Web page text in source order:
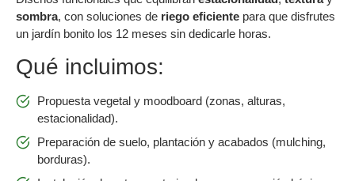
sombra, con soluciones de riego eficiente para que disfrutes
un jardín bonito los 12 meses sin dedicarle horas.
Qué incluimos:
Propuesta vegetal y moodboard (zonas, alturas,
estacionalidad).
Preparación de suelo, plantación y acabados (mulching,
borduras).